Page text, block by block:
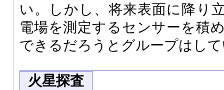
い。しかし、将来表面に降り
電場を測定するセンサーを積
できるだろうとグループはし
火星探査